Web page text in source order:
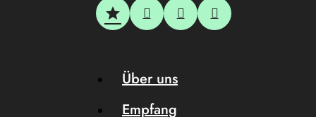
Über uns
Empfang